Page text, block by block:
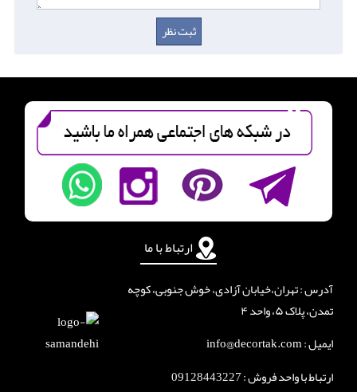
ارتباط با ما
آدرس : تهران،خیابان آزادی، خوش جنوبی، کوچه
تمدن، پلاک ۵، واحد ۴
ایمیل : info@decortak.com
ارتباط با واحد فروش :09128443227